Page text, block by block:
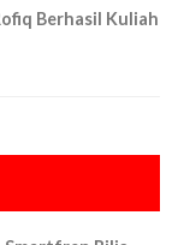
Berhasil Kuliah